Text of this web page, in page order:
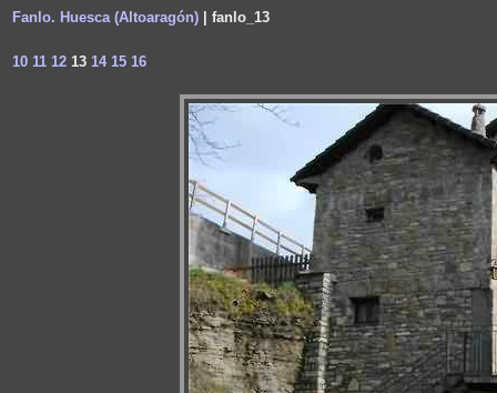
Fanlo. Huesca (Altoaragón) | fanlo_13
10 11 12 13 1415 16